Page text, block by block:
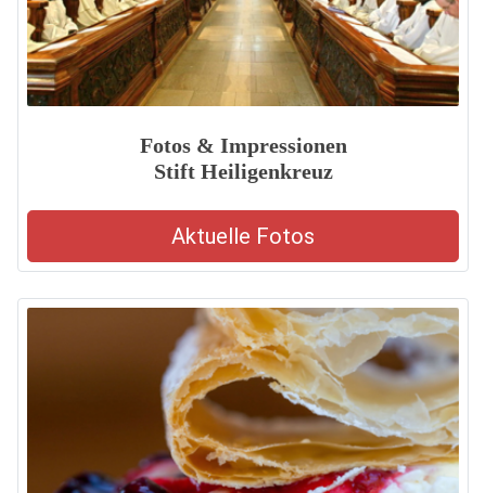
Fotos & Impressionen
Stift Heiligenkreuz
Aktuelle Fotos